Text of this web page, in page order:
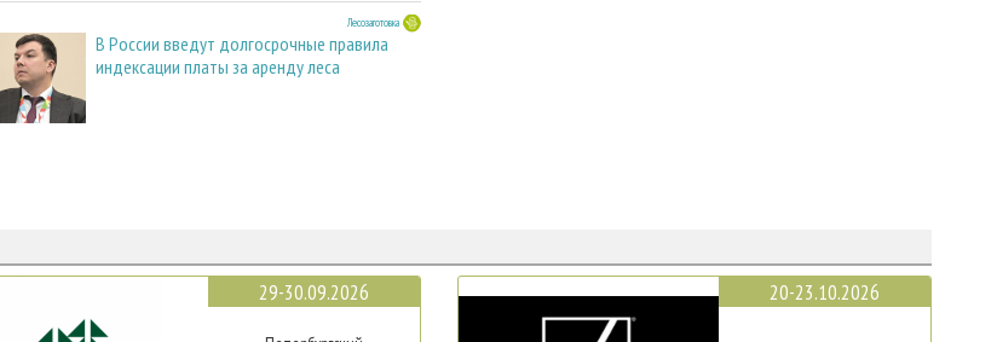
Лесозаготовка
В России введут долгосрочные правила
индексации платы за аренду леса
29-30.09.2026 20-23.10.2026